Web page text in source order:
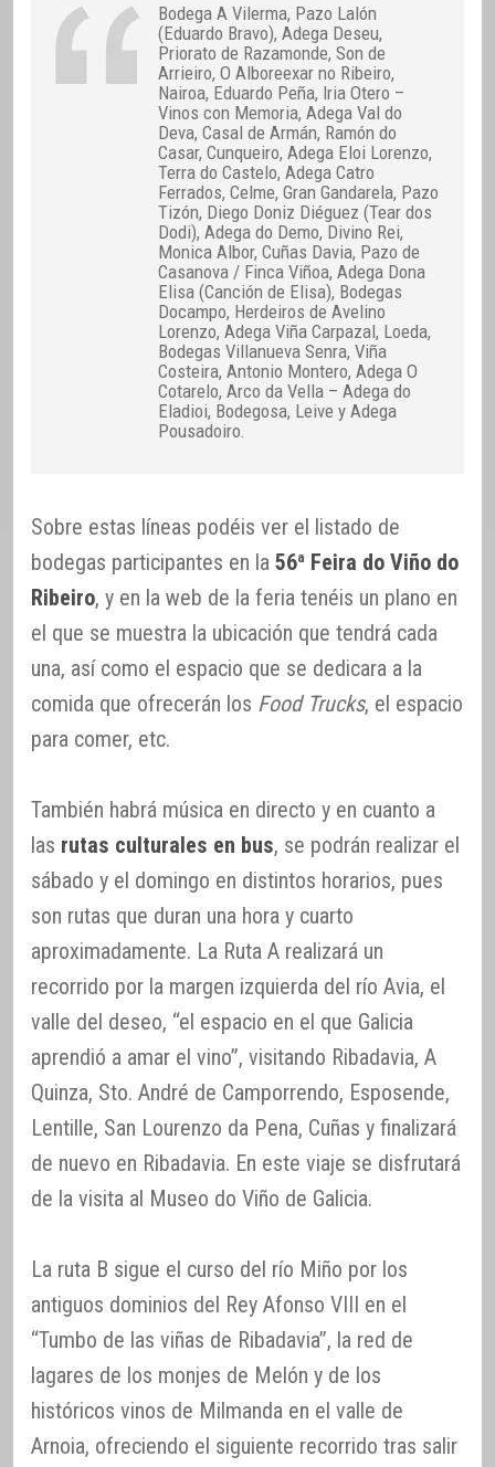
Bodega A Vilerma, Pazo Lalón
(Eduardo Bravo), Adega Deseu,
Priorato de Razamonde, Son de
Arrieiro, O Alboreexar no Ribeiro,
Nairoa, Eduardo Peña, Iria Otero –
Vinos con Memoria, Adega Val do
Deva, Casal de Armán, Ramón do
Casar, Cunqueiro, Adega Eloi Lorenzo,
Terra do Castelo, Adega Catro
Ferrados, Celme, Gran Gandarela, Pazo
Tizón, Diego Doniz Diéguez (Tear dos
Dodi), Adega do Demo, Divino Rei,
Monica Albor, Cuñas Davia, Pazo de
Casanova / Finca Viñoa, Adega Dona
Elisa (Canción de Elisa), Bodegas
Docampo, Herdeiros de Avelino
Lorenzo, Adega Viña Carpazal, Loeda,
Bodegas Villanueva Senra, Viña
Costeira, Antonio Montero, Adega O
Cotarelo, Arco da Vella – Adega do
Eladioi, Bodegosa, Leive y Adega
Pousadoiro.
Sobre estas líneas podéis ver el listado de
bodegas participantes en la 56ª Feira do Viño do
Ribeiro, y en la web de la feria tenéis un plano en
el que se muestra la ubicación que tendrá cada
una, así como el espacio que se dedicara a la
comida que ofrecerán los Food Trucks, el espacio
para comer, etc.
También habrá música en directo y en cuanto a
las rutas culturales en bus, se podrán realizar el
sábado y el domingo en distintos horarios, pues
son rutas que duran una hora y cuarto
aproximadamente. La Ruta A realizará un
recorrido por la margen izquierda del río Avia, el
valle del deseo, “el espacio en el que Galicia
aprendió a amar el vino”, visitando Ribadavia, A
Quinza, Sto. André de Camporrendo, Esposende,
Lentille, San Lourenzo da Pena, Cuñas y finalizará
de nuevo en Ribadavia. En este viaje se disfrutará
de la visita al Museo do Viño de Galicia.
La ruta B sigue el curso del río Miño por los
antiguos dominios del Rey Afonso VIII en el
“Tumbo de las viñas de Ribadavia”, la red de
lagares de los monjes de Melón y de los
históricos vinos de Milmanda en el valle de
Arnoia, ofreciendo el siguiente recorrido tras salir